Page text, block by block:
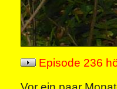
Episode 236